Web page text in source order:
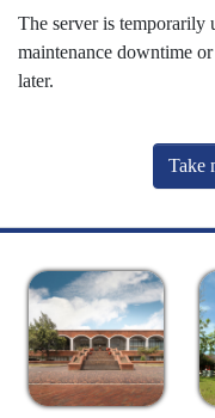
The server is temporarily
maintenance downtime
later.
Take